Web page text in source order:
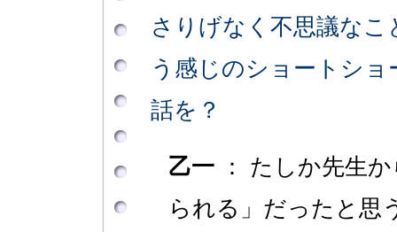
さりげなく不思議な
う感じのショートシ
話を？
乙一 ： たしか先生
られる」だったと思